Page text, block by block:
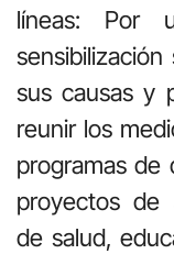
líneas: Por
sus causas y
reunir los
programas de
proyectos de
de salud,